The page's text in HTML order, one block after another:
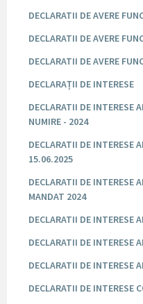
DECLARATII DE AVERE
DECLARATII DE AVERE
DECLARATII DE AVERE
DECLARAȚII DE INTERESE
DECLARATII DE INTERESE
NUMIRE - 2024
DECLARATII DE INTERESE
15.06.2025
DECLARATII DE INTERESE
MANDAT 2024
DECLARATII DE INTERESE
DECLARATII DE INTERESE
DECLARATII DE INTERESE
DECLARATII DE INTERESE